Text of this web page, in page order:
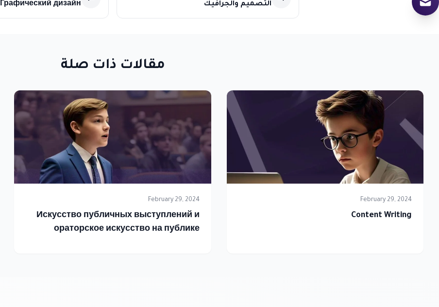
التصميم والجرافيك Графический дизайн
مقالات ذات صلة
February 29, 2024
Content Writing
February 29, 2024
Искусство публичных выступлений и
ораторское искусство на публике